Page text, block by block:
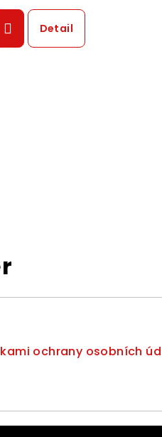
Detail
ochrany osobních